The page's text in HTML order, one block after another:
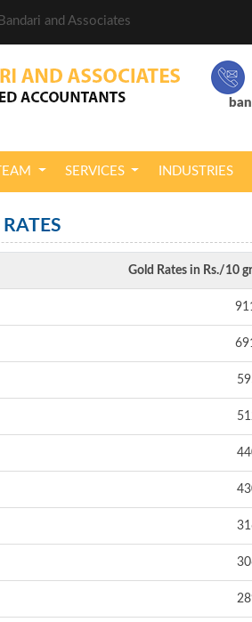
and Associates
TEAM SERVICES INDUSTRIES
Gold Rates in Rs./10